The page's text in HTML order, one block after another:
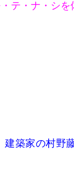
テ・ナ・シ
建築家の村野